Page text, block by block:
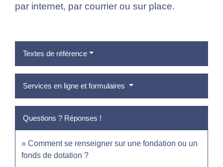
par internet, par courrier ou sur place.
Textes de référence
Services en ligne et formulaires
Questions ? Réponses !
Comment se renseigner sur une fondation ou un
fonds de dotation ?